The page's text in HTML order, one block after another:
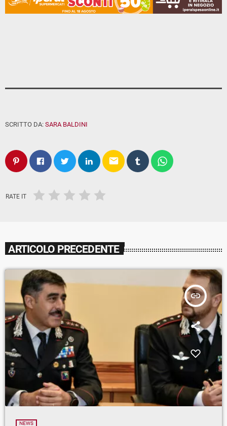
SCRITTO DA: SARA BALDINI
email
RATE IT
ARTICOLO PRECEDENTE
insert_link
NEWS